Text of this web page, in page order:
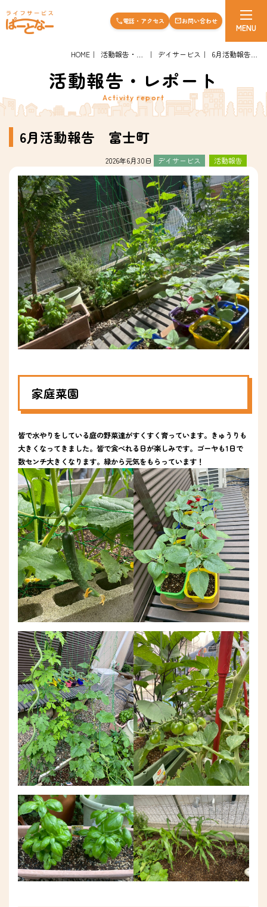
call電話・アクセス mailお問い合わせ
MENU
HOME 活動報告・レポート デイサービス 6月活動報告 富士町
活動報告・レポート
Activity report
6月活動報告 富士町
2026年6月30日 デイサービス 活動報告
家庭菜園
皆で水やりをしている庭の野菜達がすくすく育っています。きゅうりも
大きくなってきました。皆で食べれる日が楽しみです。ゴーヤも1日で
数センチ大きくなります。緑から元気をもらっています！